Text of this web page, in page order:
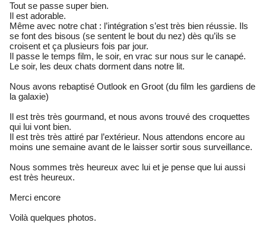
Tout se passe super bien.
Il est adorable.
Même avec notre chat : l’intégration s’est très bien réussie. Ils
se font des bisous (se sentent le bout du nez) dès qu’ils se
croisent et ça plusieurs fois par jour.
Il passe le temps film, le soir, en vrac sur nous sur le canapé.
Le soir, les deux chats dorment dans notre lit.
Nous avons rebaptisé Outlook en Groot (du film les gardiens de
la galaxie)
Il est très très gourmand, et nous avons trouvé des croquettes
qui lui vont bien.
Il est très très attiré par l’extérieur. Nous attendons encore au
moins une semaine avant de le laisser sortir sous surveillance.
Nous sommes très heureux avec lui et je pense que lui aussi
est très heureux.
Merci encore
Voilà quelques photos.